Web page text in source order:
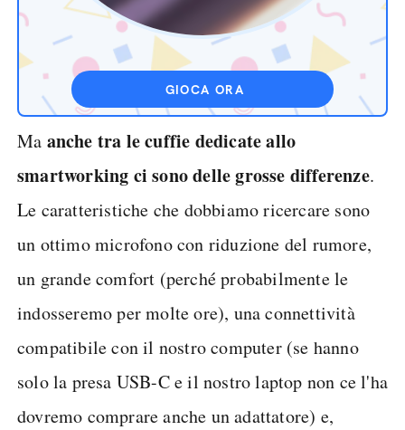
GIOCA ORA
Ma anche tra le cuffie dedicate allo
smartworking ci sono delle grosse differenze.
Le caratteristiche che dobbiamo ricercare sono
un ottimo microfono con riduzione del rumore,
un grande comfort (perché probabilmente le
indosseremo per molte ore), una connettività
compatibile con il nostro computer (se hanno
solo la presa USB-C e il nostro laptop non ce l'ha
dovremo comprare anche un adattatore) e,